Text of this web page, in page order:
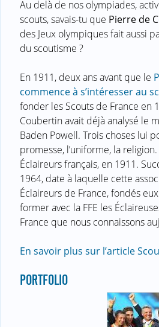
Au delà de nos olympiades,
scouts, savais-tu que Pierre de
des Jeux olympiques fait aussi
du scoutisme ?
En 1911, deux ans avant que le
commence à s’intéresser au
fonder les Scouts de France en
Coubertin avait déjà analysé le
Baden Powell. Trois choses lui
promesse, l’uniforme, la
Éclaireurs français, en 1911.
1964, date à laquelle cette
Éclaireurs de France, fondés
former avec la FFE les
France que nous connaissons
En savoir plus sur l’article
PORTFOLIO